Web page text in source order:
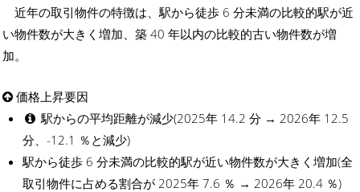
近年の取引物件の特徴は、駅から徒歩 6 分未満の比較的駅が近
い物件数が大きく増加、築 40 年以内の比較的古い物件数が増
加。
価格上昇要因
駅からの平均距離が減少(2025年 14.2 分 → 2026年 12.5
分、-12.1 ％と減少)
駅から徒歩 6 分未満の比較的駅が近い物件数が大きく増加(全
取引物件に占める割合が 2025年 7.6 ％ → 2026年 20.4 ％)